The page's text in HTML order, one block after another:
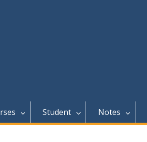
Student Notes